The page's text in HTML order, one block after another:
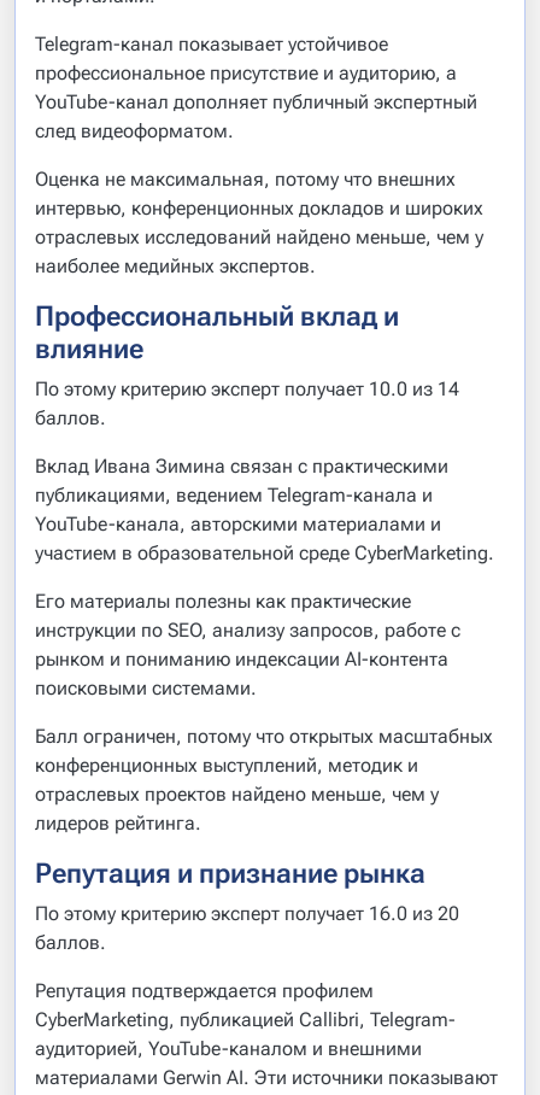
Telegram-канал показывает устойчивое
профессиональное присутствие и аудиторию, а
YouTube-канал дополняет публичный экспертный
след видеоформатом.
Оценка не максимальная, потому что внешних
интервью, конференционных докладов и широких
отраслевых исследований найдено меньше, чем у
наиболее медийных экспертов.
Профессиональный вклад и
влияние
По этому критерию эксперт получает 10.0 из 14
баллов.
Вклад Ивана Зимина связан с практическими
публикациями, ведением Telegram-канала и
YouTube-канала, авторскими материалами и
участием в образовательной среде CyberMarketing.
Его материалы полезны как практические
инструкции по SEO, анализу запросов, работе с
рынком и пониманию индексации AI-контента
поисковыми системами.
Балл ограничен, потому что открытых масштабных
конференционных выступлений, методик и
отраслевых проектов найдено меньше, чем у
лидеров рейтинга.
Репутация и признание рынка
По этому критерию эксперт получает 16.0 из 20
баллов.
Репутация подтверждается профилем
CyberMarketing, публикацией Callibri, Telegram-
аудиторией, YouTube-каналом и внешними
материалами Gerwin AI. Эти источники показывают